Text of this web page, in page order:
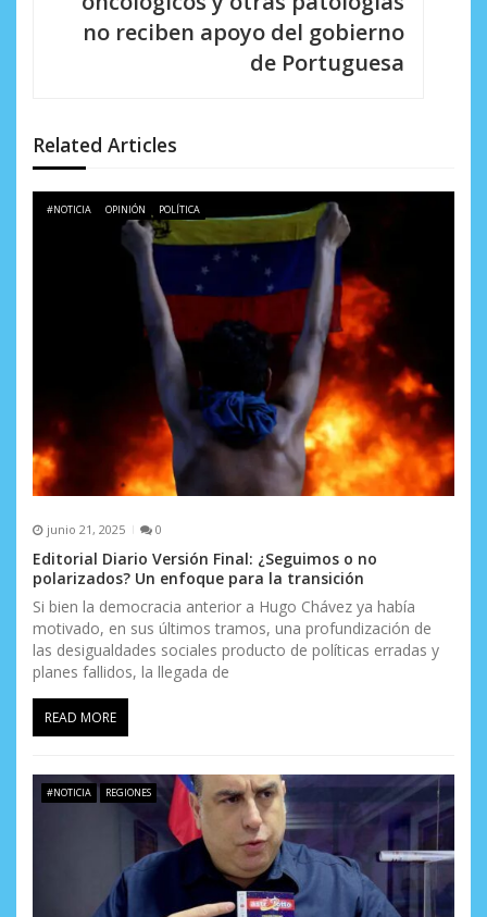
e
e
a
s
no reciben apoyo del gobierno
de Portuguesa
Related Articles
#NOTICIA OPINIÓN POLÍTICA
junio 21, 2025 0
Editorial Diario Versión Final: ¿Seguimos o no
polarizados? Un enfoque para la transición
Si bien la democracia anterior a Hugo Chávez ya había
motivado, en sus últimos tramos, una profundización de
las desigualdades sociales producto de políticas erradas y
planes fallidos, la llegada de
READ MORE
#NOTICIA REGIONES